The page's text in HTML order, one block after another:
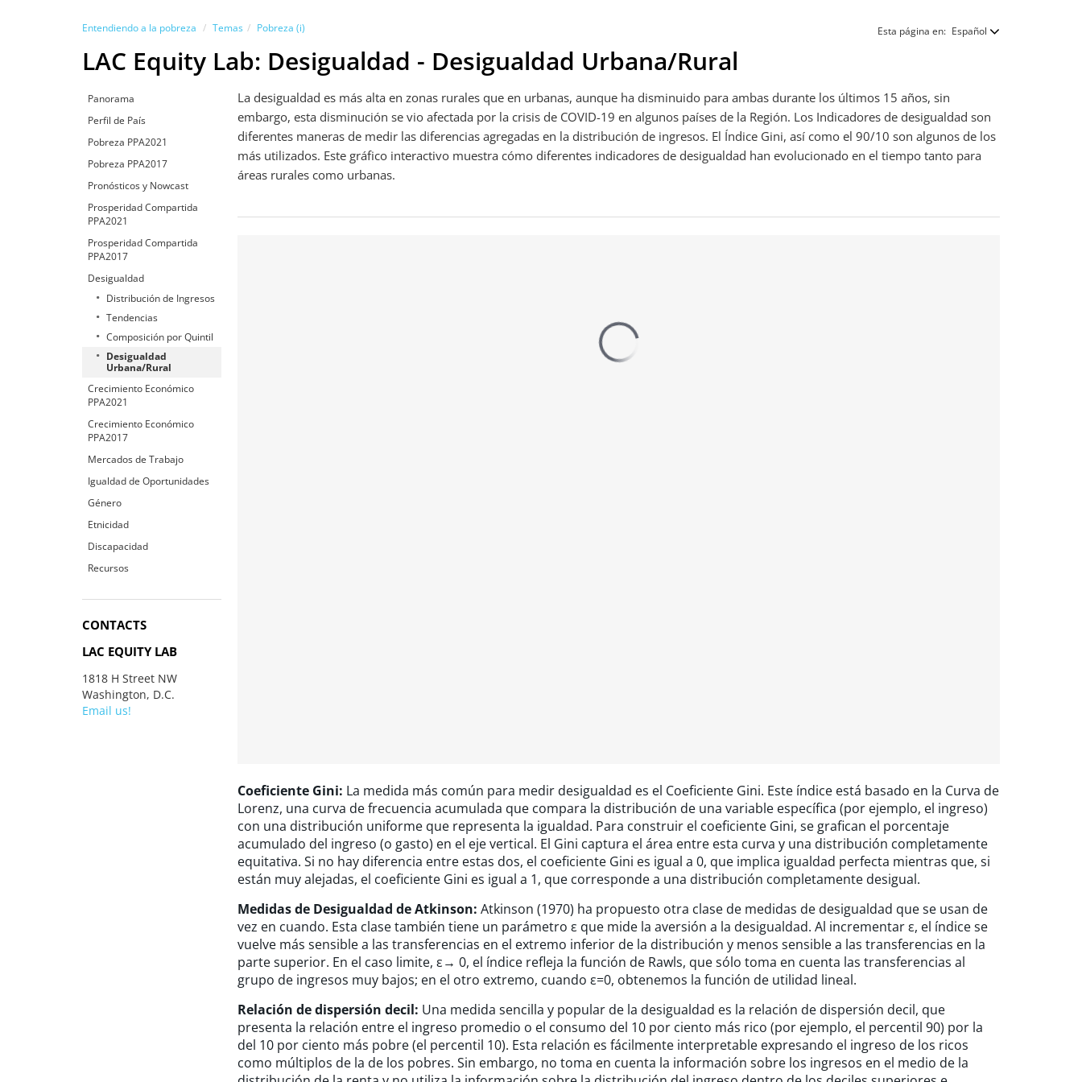
Entendiendo a la pobreza Temas Pobreza (i) Esta página en: Español
LAC Equity Lab: Desigualdad - Desigualdad Urbana/Rural
Panorama
Perfil de País
Pobreza PPA2021
Pobreza PPA2017
Pronósticos y Nowcast
Prosperidad Compartida
PPA2021
Prosperidad Compartida
PPA2017
Desigualdad
Distribución de Ingresos
Tendencias
Composición por Quintil
Desigualdad
Urbana/Rural
Crecimiento Económico
PPA2021
Crecimiento Económico
PPA2017
Mercados de Trabajo
Igualdad de Oportunidades
Género
Etnicidad
Discapacidad
Recursos
CONTACTS
LAC EQUITY LAB
1818 H Street NW
Washington, D.C.
Email us!
La desigualdad es más alta en zonas rurales que en urbanas, aunque ha disminuido para ambas durante los últimos 15 años, sin
embargo, esta disminución se vio afectada por la crisis de COVID-19 en algunos países de la Región. Los Indicadores de desigualdad son
diferentes maneras de medir las diferencias agregadas en la distribución de ingresos. El Índice Gini, así como el 90/10 son algunos de los
más utilizados. Este gráfico interactivo muestra cómo diferentes indicadores de desigualdad han evolucionado en el tiempo tanto para
áreas rurales como urbanas.
Coeficiente Gini: La medida más común para medir desigualdad es el Coeficiente Gini. Este índice está basado en la Curva de
Lorenz, una curva de frecuencia acumulada que compara la distribución de una variable específica (por ejemplo, el ingreso)
con una distribución uniforme que representa la igualdad. Para construir el coeficiente Gini, se grafican el porcentaje
acumulado del ingreso (o gasto) en el eje vertical. El Gini captura el área entre esta curva y una distribución completamente
equitativa. Si no hay diferencia entre estas dos, el coeficiente Gini es igual a 0, que implica igualdad perfecta mientras que, si
están muy alejadas, el coeficiente Gini es igual a 1, que corresponde a una distribución completamente desigual.
Medidas de Desigualdad de Atkinson: Atkinson (1970) ha propuesto otra clase de medidas de desigualdad que se usan de
vez en cuando. Esta clase también tiene un parámetro ε que mide la aversión a la desigualdad. Al incrementar ε, el índice se
vuelve más sensible a las transferencias en el extremo inferior de la distribución y menos sensible a las transferencias en la
parte superior. En el caso limite, ε→ 0, el índice refleja la función de Rawls, que sólo toma en cuenta las transferencias al
grupo de ingresos muy bajos; en el otro extremo, cuando ε=0, obtenemos la función de utilidad lineal.
Relación de dispersión decil: Una medida sencilla y popular de la desigualdad es la relación de dispersión decil, que
presenta la relación entre el ingreso promedio o el consumo del 10 por ciento más rico (por ejemplo, el percentil 90) por la
del 10 por ciento más pobre (el percentil 10). Esta relación es fácilmente interpretable expresando el ingreso de los ricos
como múltiplos de la de los pobres. Sin embargo, no toma en cuenta la información sobre los ingresos en el medio de la